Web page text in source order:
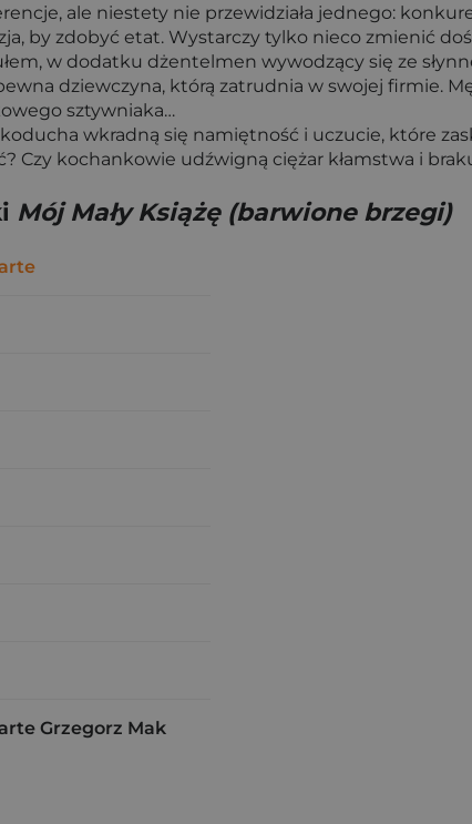
ale niestety nie przewidziała jednego:
by zdobyć etat. Wystarczy tylko nieco zmienić
w dodatku dżentelmen wywodzący się ze
dziewczyna, którą zatrudnia w swojej firmie.
sztywniaka…
wkradną się namiętność i uczucie, które
Czy kochankowie udźwigną ciężar kłamstwa i
Mój Mały Książę (barwione brzegi)
Grzegorz Mak